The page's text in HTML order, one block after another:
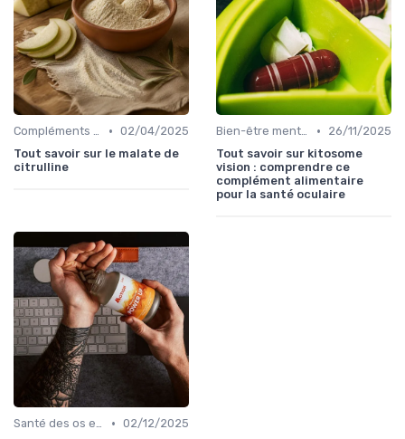
Compléments pour sportifs • 02/04/2025
Tout savoir sur le malate de
citrulline
Bien-être mental et cognitif •
26/11/2025
Tout savoir sur kitosome
vision : comprendre ce
complément alimentaire
pour la santé oculaire
Santé des os et des articulations • 02/12/2025